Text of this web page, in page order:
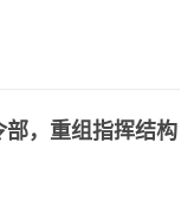
部，重组指挥结构